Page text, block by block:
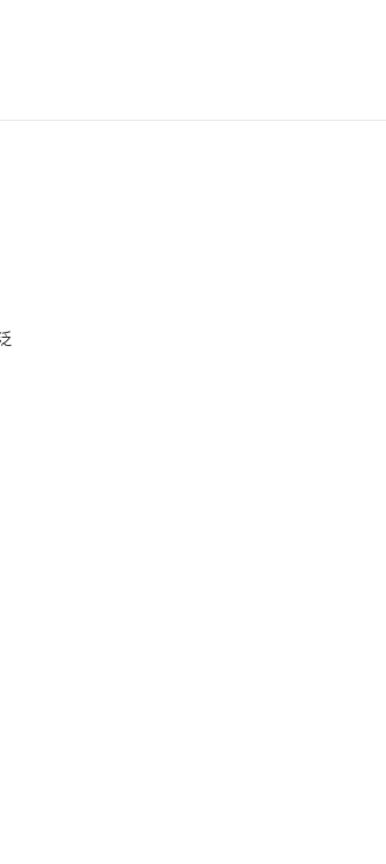
筆NT$100，滿NT$599(含以上)免運費